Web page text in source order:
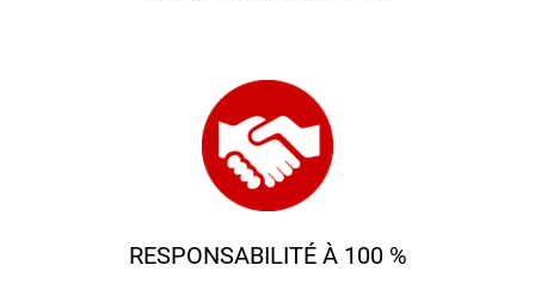
RESPONSABILITÉ À 100 %